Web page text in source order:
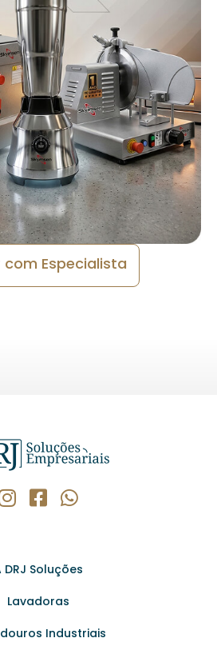
com Especialista
DRJ Soluções
Lavadoras
Industriais